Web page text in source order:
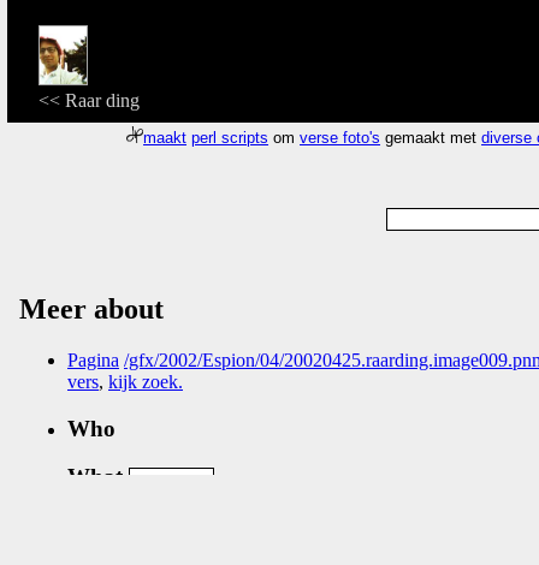
<< Raar ding
maakt perl scripts omverse foto's gemaakt metdiverse
Meer about
Pagina /gfx/2002/Espion/04/
vers, kijk zoek.
Who
What